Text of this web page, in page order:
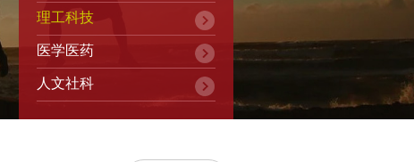
理工科技
医学医药
人文社科